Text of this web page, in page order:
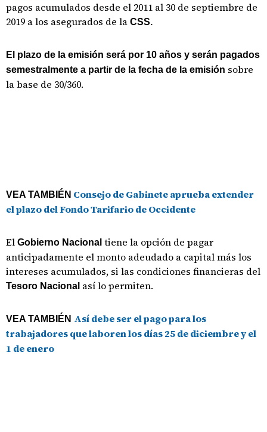
pagos acumulados desde el 2011 al 30 de septiembre de
2019 a los asegurados de la CSS.
El plazo de la emisión será por 10 años y serán pagados
semestralmente a partir de la fecha de la emisión sobre
la base de 30/360.
VEA TAMBIÉN Consejo de Gabinete aprueba extender
el plazo del Fondo Tarifario de Occidente
El Gobierno Nacional tiene la opción de pagar
anticipadamente el monto adeudado a capital más los
intereses acumulados, si las condiciones financieras del
Tesoro Nacional así lo permiten.
VEA TAMBIÉN Así debe ser el pago para los
trabajadores que laboren los días 25 de diciembre y el
1 de enero